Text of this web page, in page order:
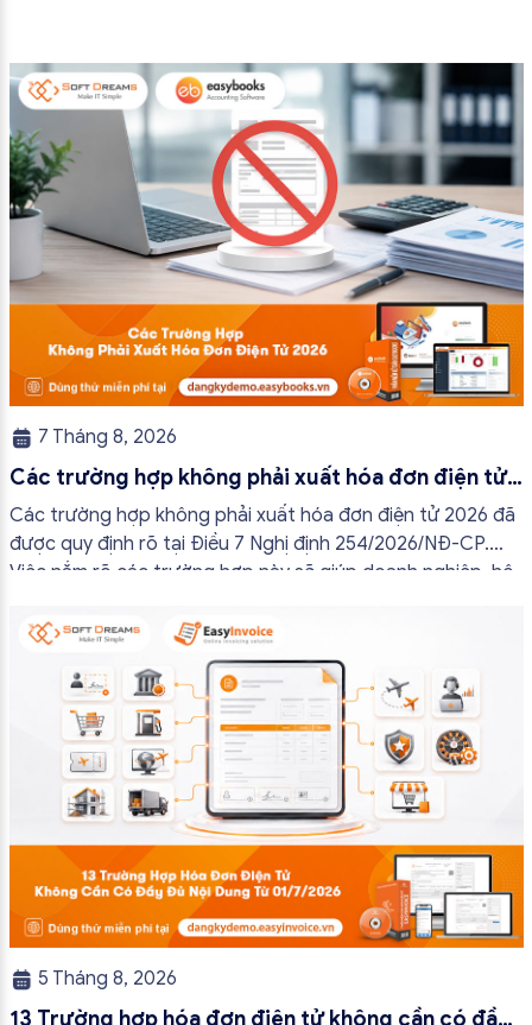
7 Tháng 8, 2026
Các trường hợp không phải xuất hóa đơn điện tử
2026
Các trường hợp không phải xuất hóa đơn điện tử 2026 đã
được quy định rõ tại Điều 7 Nghị định 254/2026/NĐ-CP.
Việc nắm rõ các trường hợp này sẽ giúp doanh nghiệp, hộ
tránh lập hóa đơn không cần thiết hoặc áp […]
5 Tháng 8, 2026
13 Trường hợp hóa đơn điện tử không cần có đầy